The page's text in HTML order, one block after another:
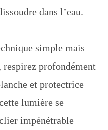
dans l’eau.
simple mais
profondément
et protectrice
lumière se
impénétrable